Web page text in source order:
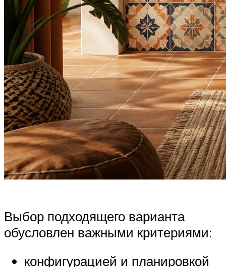
Выбор подходящего варианта
обусловлен важными критериями:
конфигурацией и планировкой